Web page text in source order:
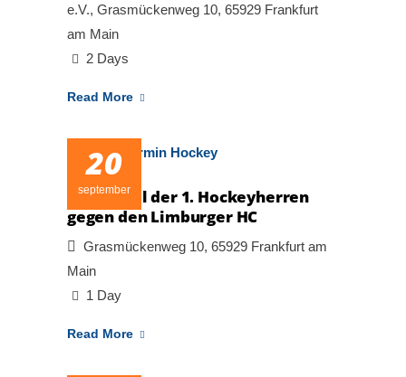
e.V., Grasmückenweg 10, 65929 Frankfurt
am Main
2 Days
Read More
20
september
Heimspiel der 1. Hockeyherren
gegen den Limburger HC
Grasmückenweg 10, 65929 Frankfurt am
Main
1 Day
Read More